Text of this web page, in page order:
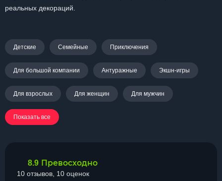
реальных декораций.
Детские Семейные Приключения
Для большой компании Антуражные Экшн-игры
Для взрослых Для женщин Для мужчин
Показать все
8.9 Превосходно
10 отзывов, 10 оценок